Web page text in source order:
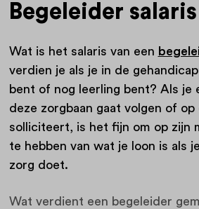
Begeleider salaris
Wat is het salaris van een
verdien je als je in de
bent of nog leerling bent? Als je
deze zorgbaan gaat volgen of op
solliciteert, is het fijn om op zijn
te hebben van wat je loon is als
zorg doet.
Wat verdient een begeleider